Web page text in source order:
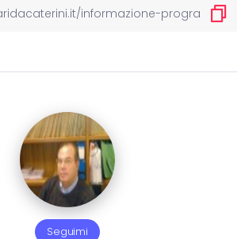
Seguimi